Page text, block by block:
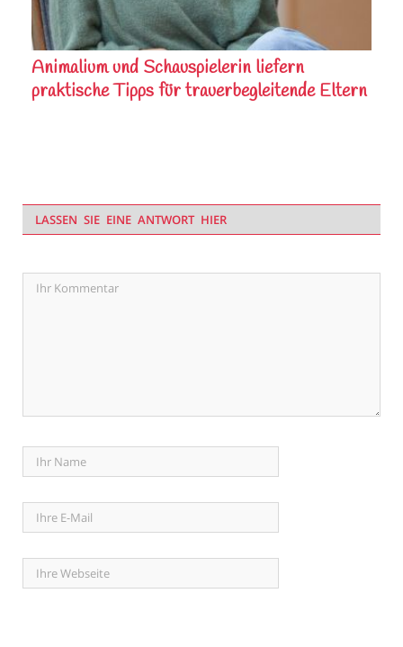
Animalium und Schauspielerin liefern
praktische Tipps für trauerbegleitende Eltern
LASSEN SIE EINE ANTWORT HIER